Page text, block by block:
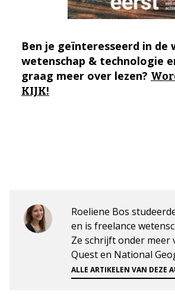
Ben je geïnteresseerd in de
wetenschap & technologie
graag meer over lezen?
KIJK!
Roeliene Bos
en is freelance
Ze schrijft onder meer
Quest en National
ALLE ARTIKELEN VAN DEZE